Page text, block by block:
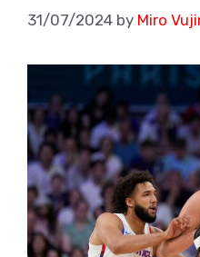
31/07/2024 by Miro